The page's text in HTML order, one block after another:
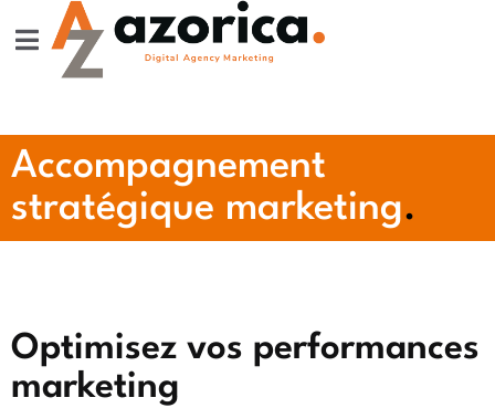
Accompagnement
stratégique marketing.
Optimisez vos performances
marketing